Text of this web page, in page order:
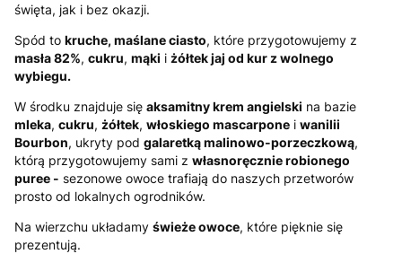
święta, jak i bez okazji.
Spód to kruche, maślane ciasto, które przygotowujemy z
masła 82%, cukru, mąki i żółtek jaj od kur z wolnego
wybiegu.
W środku znajduje się aksamitny krem angielski na bazie
mleka, cukru, żółtek, włoskiego mascarpone i wanilii
Bourbon, ukryty pod galaretką malinowo-porzeczkową,
którą przygotowujemy sami z własnoręcznie robionego
puree - sezonowe owoce trafiają do naszych przetworów
prosto od lokalnych ogrodników.
Na wierzchu układamy świeże owoce, które pięknie się
prezentują.